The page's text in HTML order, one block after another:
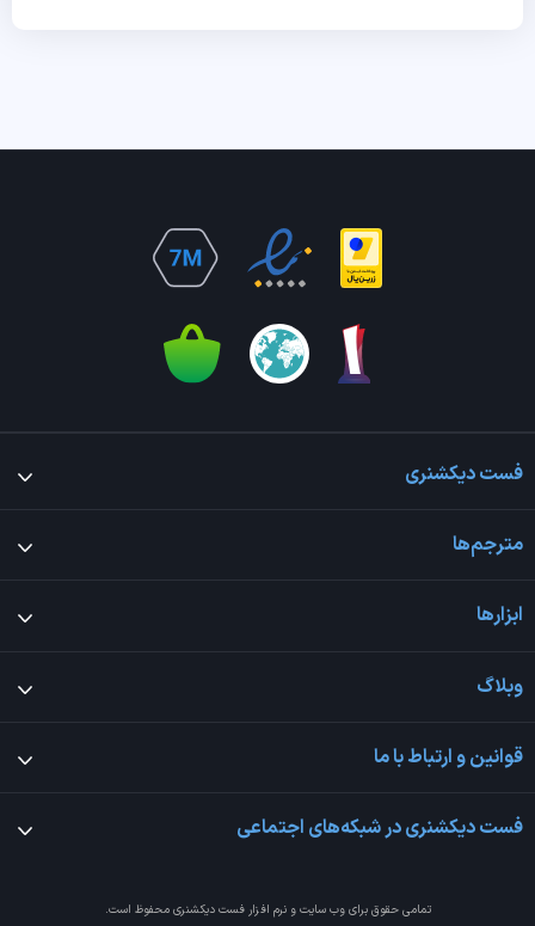
فست دیکشنری
مترجم‌ها
ابزارها
وبلاگ
قوانین و ارتباط با ما
فست دیکشنری در شبکه‌های اجتماعی
تمامی حقوق برای وب سایت و نرم افزارفست دیکشنری محفوظ است.